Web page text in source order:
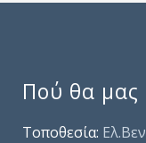
Πού θα μας
Τοποθεσία: